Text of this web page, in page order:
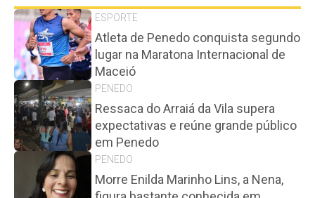
ESPORTE
Atleta de Penedo conquista segundo
lugar na Maratona Internacional de
Maceió
PENEDO
Ressaca do Arraiá da Vila supera
expectativas e reúne grande público
em Penedo
PENEDO
Morre Enilda Marinho Lins, a Nena,